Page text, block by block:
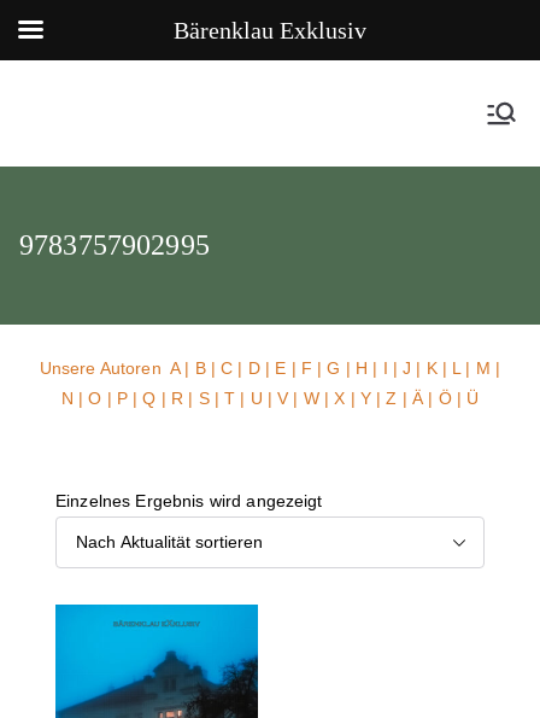
9783757902995
Unsere AutorenA| B|C | D| E | F |G | H | I |J | K| L | M |
N |O | P|Q | R | S|T | U | V | W| X | Y | Z | Ä | Ö | Ü
Einzelnes Ergebnis wird angezeigt
Bärenklau Exklusiv